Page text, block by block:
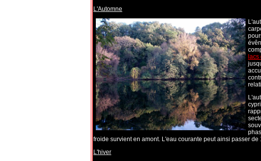
L'Automne
froide survient en amont. L'eau courante peut ainsi passer
L'hiver